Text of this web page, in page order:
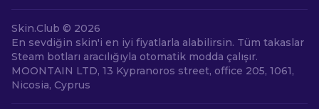
Skin.Club © 2026
En sevdiğin skin'i en iyi fiyatlarla alabilirsin. Tüm takaslar
Steam botları aracılığıyla otomatik modda çalışır.
MOONTAIN LTD, 13 Kypranoros street, office 205, 1061,
Nicosia, Cyprus